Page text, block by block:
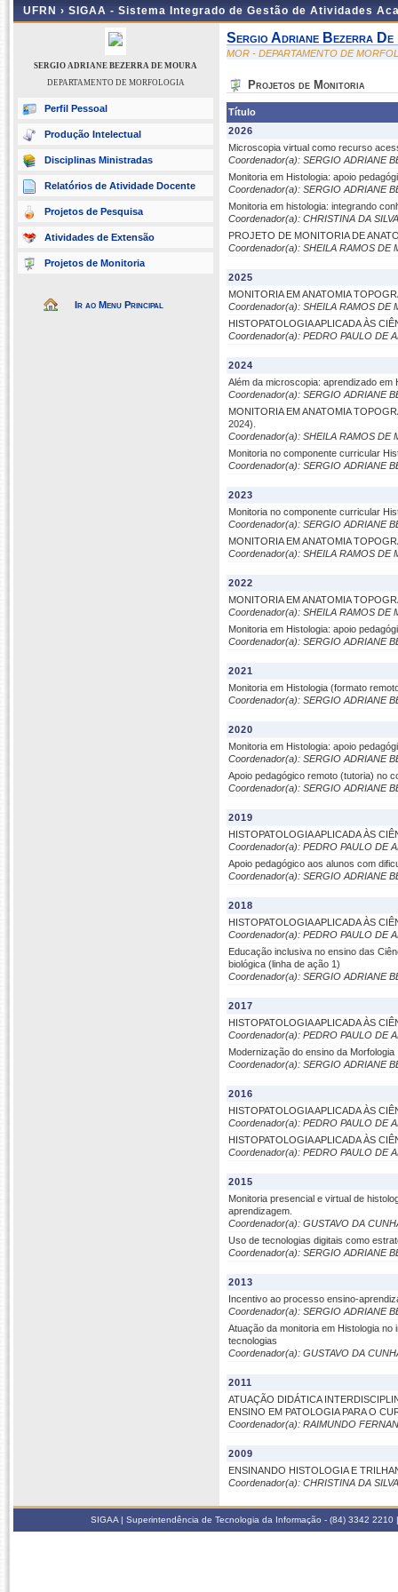
UFRN › SIGAA - Sistema Integrado de Gestão de Atividades
SERGIO ADRIANE BEZERRA DE MOURA
DEPARTAMENTO DE MORFOLOGIA
Perfil Pessoal
Produção Intelectual
Disciplinas Ministradas
Relatórios de Atividade Docente
Projetos de Pesquisa
Atividades de Extensão
Projetos de Monitoria
Ir ao Menu Principal
Sergio Adriane Bezerra De
MOR - DEPARTAMENTO DE
Projetos de Monitoria
Título
2026
Microscopia virtual como recurso
Coordenador(a): SERGIO ADRIANE
Monitoria em Histologia: apoio
Coordenador(a): SERGIO ADRIANE
Monitoria em histologia: integrando
Coordenador(a): CHRISTINA DA
PROJETO DE MONITORIA DE
Coordenador(a): SHEILA RAMOS DE
2025
MONITORIA EM ANATOMIA
Coordenador(a): SHEILA RAMOS DE
HISTOPATOLOGIA APLICADA ÀS
Coordenador(a): PEDRO PAULO DE
2024
Além da microscopia: aprendizado em
Coordenador(a): SERGIO ADRIANE
MONITORIA EM ANATOMIA
2024).
Coordenador(a): SHEILA RAMOS DE
Monitoria no componente curricular
Coordenador(a): SERGIO ADRIANE
2023
Monitoria no componente curricular
Coordenador(a): SERGIO ADRIANE
MONITORIA EM ANATOMIA
Coordenador(a): SHEILA RAMOS DE
2022
MONITORIA EM ANATOMIA
Coordenador(a): SHEILA RAMOS DE
Monitoria em Histologia: apoio
Coordenador(a): SERGIO ADRIANE
2021
Monitoria em Histologia (formato
Coordenador(a): SERGIO ADRIANE
2020
Monitoria em Histologia: apoio
Coordenador(a): SERGIO ADRIANE
Apoio pedagógico remoto (tutoria) no
Coordenador(a): SERGIO ADRIANE
2019
HISTOPATOLOGIA APLICADA ÀS
Coordenador(a): PEDRO PAULO DE
Apoio pedagógico aos alunos com
Coordenador(a): SERGIO ADRIANE
2018
HISTOPATOLOGIA APLICADA ÀS
Coordenador(a): PEDRO PAULO DE
Educação inclusiva no ensino das
biológica (linha de ação 1)
Coordenador(a): SERGIO ADRIANE
2017
HISTOPATOLOGIA APLICADA ÀS
Coordenador(a): PEDRO PAULO DE
Modernização do ensino da Morfologia
Coordenador(a): SERGIO ADRIANE
2016
HISTOPATOLOGIA APLICADA ÀS
Coordenador(a): PEDRO PAULO DE
HISTOPATOLOGIA APLICADA ÀS
Coordenador(a): PEDRO PAULO DE
2015
Monitoria presencial e virtual de
aprendizagem.
Coordenador(a): GUSTAVO DA
Uso de tecnologias digitais como
Coordenador(a): SERGIO ADRIANE
2013
Incentivo ao processo ensino-
Coordenador(a): SERGIO ADRIANE
Atuação da monitoria em Histologia
tecnologias
Coordenador(a): GUSTAVO DA
2011
ATUAÇÃO DIDÁTICA
ENSINO EM PATOLOGIA PARA O
Coordenador(a): RAIMUNDO
2009
ENSINANDO HISTOLOGIA E
Coordenador(a): CHRISTINA DA
SIGAA | Superintendência de Tecnologia da Informação - (84) 3342